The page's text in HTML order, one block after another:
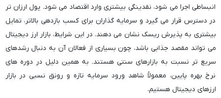
انبساطی اجرا می شود، نقدینگی بیشتری وارد اقتصاد می شود. پول ارزان تر
در دسترس قرار می گیرد و سرمایه گذاران برای کسب بازدهی بالاتر، تمایل
بیشتری به پذیرش ریسک نشان می دهند. در این شرایط، بازار ارز دیجیتال
می تواند مقصد جذابی باشد، چون بسیاری از فعالان آن به دنبال رشدهای
سریع تر نسبت به بازارهای سنتی هستند. به همین دلیل در دوره های
نرخ بهره پایین، معمولاً شاهد ورود سرمایه تازه و رونق نسبی در بازار
ارزهای دیجیتال هستیم.